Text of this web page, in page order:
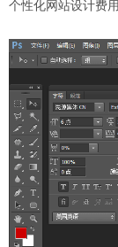
个性化网站设计费用